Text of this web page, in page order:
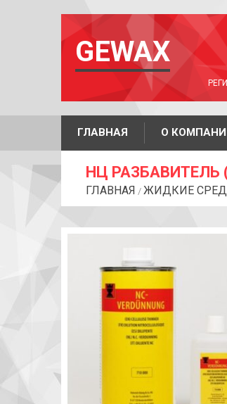
GEWAX
ГЛАВНАЯ О
НЦ РАЗБАВИТЕЛЬ
ГЛАВНАЯ / ЖИДКИЕ